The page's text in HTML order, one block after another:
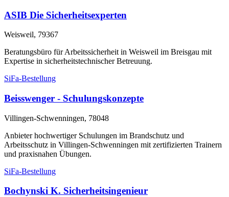
ASIB Die Sicherheitsexperten
Weisweil, 79367
Beratungsbüro für Arbeitssicherheit in Weisweil im Breisgau mit
Expertise in sicherheitstechnischer Betreuung.
SiFa-Bestellung
Beisswenger - Schulungskonzepte
Villingen-Schwenningen, 78048
Anbieter hochwertiger Schulungen im Brandschutz und
Arbeitsschutz in Villingen-Schwenningen mit zertifizierten Trainern
und praxisnahen Übungen.
SiFa-Bestellung
Bochynski K. Sicherheitsingenieur